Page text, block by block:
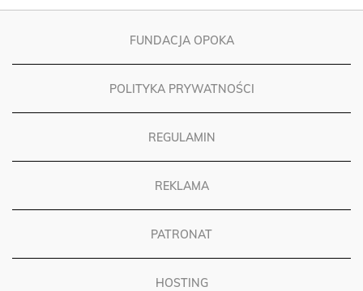
FUNDACJA OPOKA
POLITYKA PRYWATNOŚCI
REGULAMIN
REKLAMA
PATRONAT
HOSTING